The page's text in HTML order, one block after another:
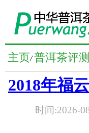
主页/ 普洱茶评测
2018年福
时间:2026-